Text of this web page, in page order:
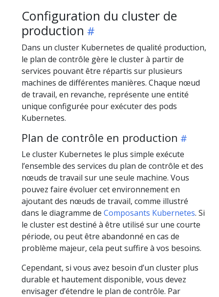
Configuration du cluster de
production
Dans un cluster Kubernetes de qualité production,
le plan de contrôle gère le cluster à partir de
services pouvant être répartis sur plusieurs
machines de différentes manières. Chaque nœud
de travail, en revanche, représente une entité
unique configurée pour exécuter des pods
Kubernetes.
Plan de contrôle en production
Le cluster Kubernetes le plus simple exécute
l’ensemble des services du plan de contrôle et des
nœuds de travail sur une seule machine. Vous
pouvez faire évoluer cet environnement en
ajoutant des nœuds de travail, comme illustré
dans le diagramme de Composants Kubernetes. Si
le cluster est destiné à être utilisé sur une courte
période, ou peut être abandonné en cas de
problème majeur, cela peut suffire à vos besoins.
Cependant, si vous avez besoin d’un cluster plus
durable et hautement disponible, vous devez
envisager d’étendre le plan de contrôle. Par